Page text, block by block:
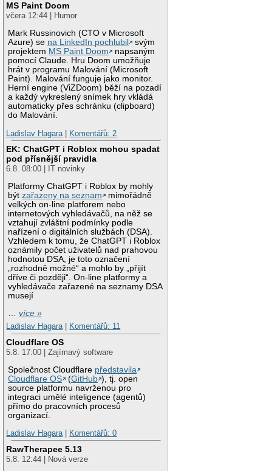
MS Paint Doom
včera 12:44 | Humor
Mark Russinovich (CTO v Microsoft
Azure) se na LinkedIn pochlubil
svým
projektem MS Paint Doom
napsaným
pomocí Claude. Hru Doom umožňuje
hrát v programu Malování (Microsoft
Paint). Malování funguje jako monitor.
Herní engine (ViZDoom) běží na pozadí
a každý vykreslený snímek hry vkládá
automaticky přes schránku (clipboard)
do Malování.
Ladislav Hagara
Komentářů: 2
EK: ChatGPT i Roblox mohou spadat
pod přísnější pravidla
6.8. 08:00 | IT novinky
Platformy ChatGPT i Roblox by mohly
býtzařazeny na seznam
mimořádně
velkých on-line platforem nebo
internetových vyhledávačů, na něž se
vztahují zvláštní podmínky podle
nařízení o digitálních službách (DSA).
Vzhledem k tomu, že ChatGPT i Roblox
oznámily počet uživatelů nad prahovou
hodnotou DSA, je toto označení
„rozhodně možné“ a mohlo by „přijít
dříve či později“. On-line platformy a
vyhledávače zařazené na seznamy DSA
musejí
…více »
Ladislav Hagara| Komentářů: 11
Cloudflare OS
5.8. 17:00 | Zajímavý software
Společnost Cloudflare představila
Cloudflare OS
(GitHub ), tj. open
source platformu navrženou pro
integraci umělé inteligence (agentů)
přímo do pracovních procesů
organizací.
Ladislav Hagara| Komentářů: 0
RawTherapee 5.13
5.8. 12:44 | Nová verze